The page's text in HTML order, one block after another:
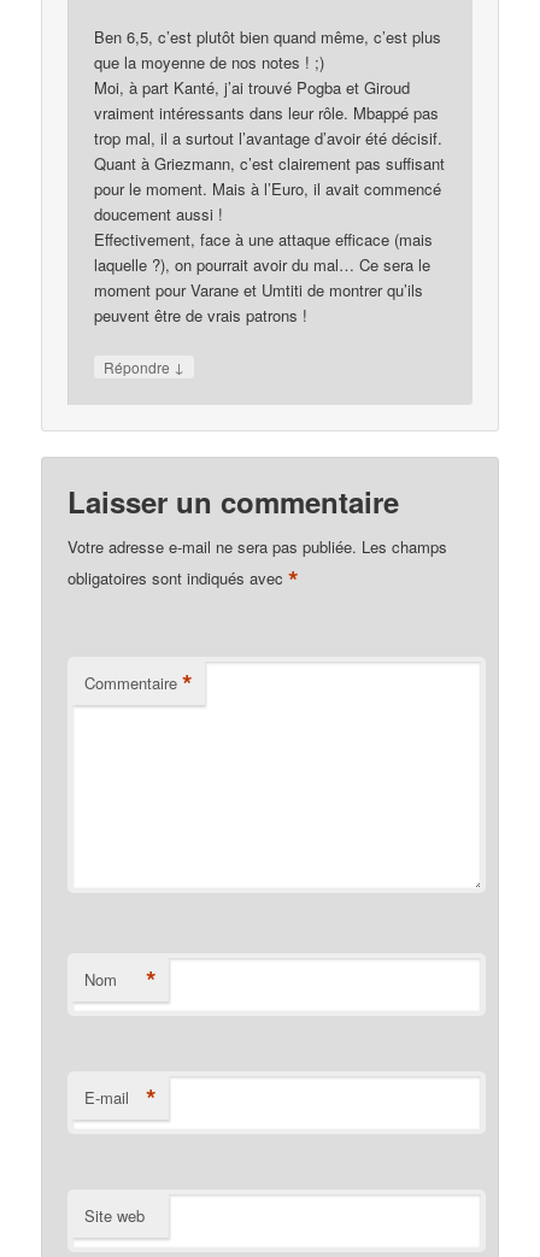
Ben 6,5, c’est plutôt bien quand même, c’est plus
que la moyenne de nos notes ! ;)
Moi, à part Kanté, j’ai trouvé Pogba et Giroud
vraiment intéressants dans leur rôle. Mbappé pas
trop mal, il a surtout l’avantage d’avoir été décisif.
Quant à Griezmann, c’est clairement pas suffisant
pour le moment. Mais à l’Euro, il avait commencé
doucement aussi !
Effectivement, face à une attaque efficace (mais
laquelle ?), on pourrait avoir du mal… Ce sera le
moment pour Varane et Umtiti de montrer qu’ils
peuvent être de vrais patrons !
Répondre ↓
Laisser un commentaire
Votre adresse e-mail ne sera pas publiée. Les champs
obligatoires sont indiqués avec*
Commentaire *
Nom *
E-mail *
Site web